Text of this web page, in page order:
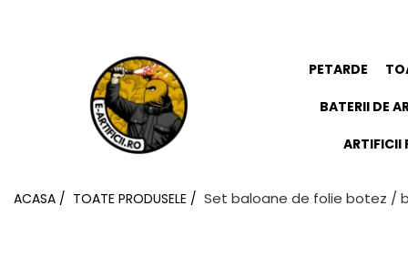
ARTICOLE DE DIVERTISMENT
FUMIGENE COLORATE
GENDER REVEAL
ARTICOLE DE PETRECERE
PETARDE
BATERII DE
ARTIFICII
ACASA / TOATE PRODUSELE / Set baloane de folie botez /